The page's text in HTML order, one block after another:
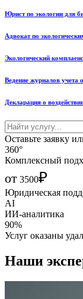
Юрист по экологии для
Адвокат по
Экологический
Ведение журналов учета
Декларация о
Оставьте заявку
360°
Комплексный
от 3500₽
Юридическая
AI
ИИ-аналитика
90%
Услуг оказаны
Наши